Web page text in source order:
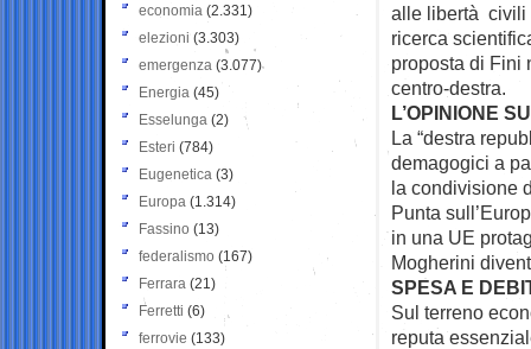
alle libertà civili
ricerca
proposta di Fini
centro-destra.
L’OPINIONE
La “destra
demagogici a
la condivisione
Punta
in una UE
Mogherini
SPESA E
Sul terreno
reputa
economia (2.331)
elezioni (3.303)
emergenza (3.077)
Energia (45)
Esselunga (2)
Esteri (784)
Eugenetica (3)
Europa (1.314)
Fassino (13)
federalismo (167)
Ferrara (21)
Ferretti (6)
ferrovie (133)